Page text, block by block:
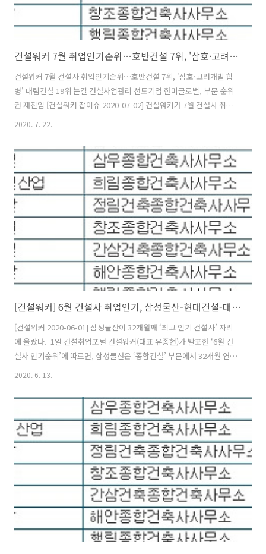
건설워커 7월 취업인기순위…호반건설 7위, '삼호·고려개발 합병' 대림건설 19위
건설워커 7월 건설사 취업인기순위…호반건설 7위, '삼호·고려개발 합
병' 대림건설 19위 눈길 건설사업관리 선도기업 한미글로벌, 부문 순위
권 재진입 [건설워커 잡이슈 2020-07-02] 건설워커가 7월 건설사 취업
인기순위를 공개했다. 수시·상시채용을 활발하게 전개하고 있는 호반건
대림건설은 19위에 이름을 올렸다. 삼성물산은 33개월째 ‘최고 인기 건
설사’ 자리에 올랐다. 비회원사로 한동안 순위산정에서 제외됐던 한미글
로벌이 건축설계·감리·CM부문 톱10에 재진입했다. 건설사업관리
(CM·PM) 선도기업인 한미글로벌은 회원사 순위에 반영하자마자 부문 4
위에 이름을 올리며 존재감을 과시했다. 2일 건설취업플랫폼 건설워커
(대표 유종현)가 발표한..
2020. 7. 22.
[건설워커] 6월 건설사 취업인기, 삼성물산-현대건설-대림산업-GS건설-대우건설 순
[건설워커 2020-06-01] 삼성물산이 32개월째 ‘최고 인기 건설사’ 자리
에 올랐다. ​ 1일 건설취업포털 건설워커(대표 유종현)가 발표한 ‘6월 건
설사 인기순위’에 따르면, ​​삼성물산은 ‘종합건설’ 부문에서 32개월 연속
1위를 차지했다. 이어 현대건설, 대림산업, GS건설, 대우건설 순이다. ​건
조회수 등의 지표를 활용해 총 5개 부문(종합건설, 전문건설, 엔지니어
링, 건축설계, 인테리어)에서 '일하고 싶은 건설기업'의 순위를 매월 발표
하고 있다.​​​ ■ 종합건설 부문 톱10 (괄호안은 지난해 시공능력평가 순위)
삼성물산(1위)에 이어 ▲현대건설(2위) ▲대림산업(3위) ▲GS건설(4위)
▲대우건설(5위) ▲롯데건설(8위) ▲..
2020. 6. 13.